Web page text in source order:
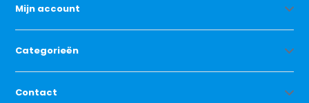
Mijn account
Categorieën
Contact